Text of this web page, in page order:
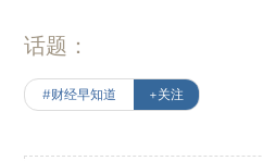
话题：
#财经早知道 +关注